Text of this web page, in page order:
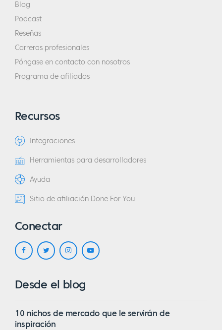
Blog
Podcast
Reseñas
Carreras profesionales
Póngase en contacto con nosotros
Programa de afiliados
Recursos
Integraciones
Herramientas para desarrolladores
Ayuda
Sitio de afiliación Done For You
Conectar
Desde el blog
10 nichos de mercado que le servirán de
inspiración